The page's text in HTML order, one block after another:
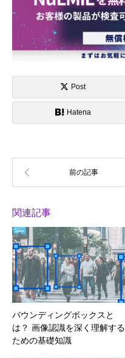
Post
Hatena
関連記事
バウンディングボックスと
は？ 画像認識を深く理解する
ための基礎知識